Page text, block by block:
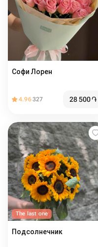
Софи Лорен
4.96327 28 500֏
The last one
Подсолнечник